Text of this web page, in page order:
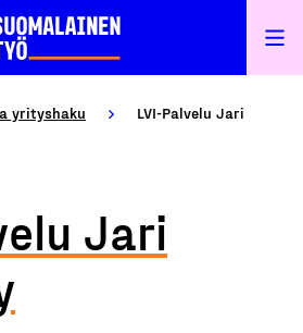
yrityshaku
LVI-Palvelu Jari
Jari